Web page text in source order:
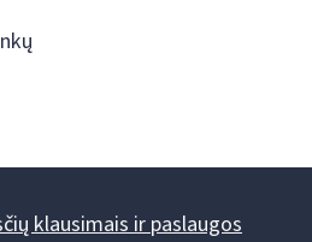
klausimais ir paslaugos